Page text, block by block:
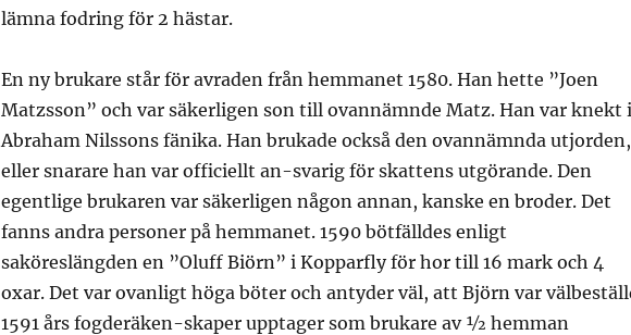
lämna fodring för 2 hästar.
En ny brukare står för avraden från hemmanet 1580. Han hette ”Joen
Matzsson” och var säkerligen son till ovannämnde Matz. Han var knekt i
Abraham Nilssons fänika. Han brukade också den ovannämnda utjorden,
eller snarare han var officiellt an-svarig för skattens utgörande. Den
egentlige brukaren var säkerligen någon annan, kanske en broder. Det
fanns andra personer på hemmanet. 1590 bötfälldes enligt
saköreslängden en ”Oluff Biörn” i Kopparfly för hor till 16 mark och 4
oxar. Det var ovanligt höga böter och antyder väl, att Björn var
1591 års fogderäken-skaper upptager som brukare av ½ hemman